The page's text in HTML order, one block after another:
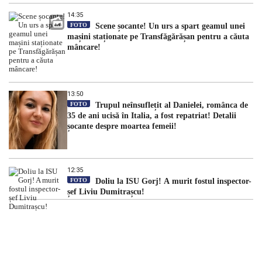
14:35
FOTO
Scene șocante! Un urs a spart geamul unei
mașini staționate pe Transfăgărășan pentru a căuta
mâncare!
13:50
FOTO
Trupul neînsuflețit al Danielei, românca de
35 de ani ucisă în Italia, a fost repatriat! Detalii
șocante despre moartea femeii!
12:35
FOTO
Doliu la ISU Gorj! A murit fostul inspector-
șef Liviu Dumitrașcu!